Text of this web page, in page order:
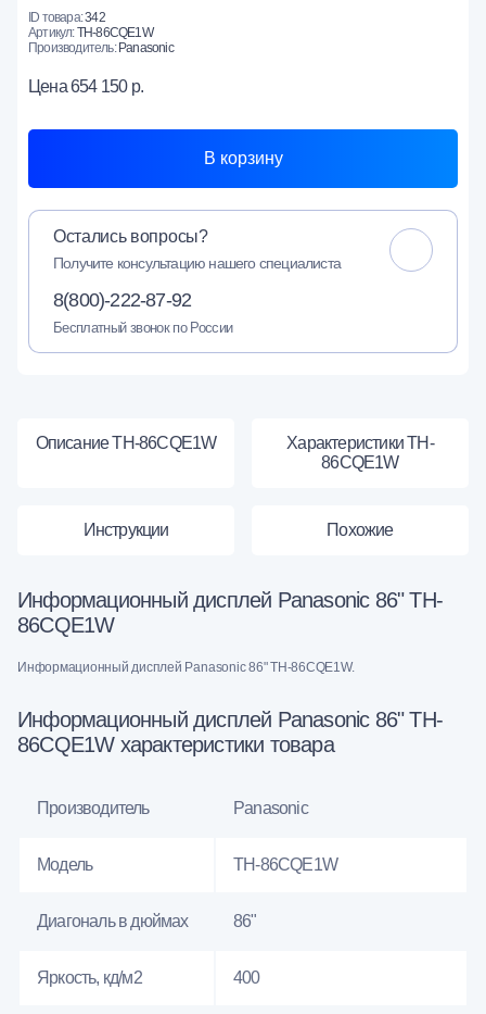
ID товара:342
Артикул:TH-86CQE1W
Производитель: Panasonic
Цена654 150 р.
В корзину
Остались вопросы?
Получите консультацию нашего специалиста
8(800)-222-87-92
Бесплатный звонок по России
Описание TH-86CQE1W
Характеристики TH-
86CQE1W
Инструкции Похожие
Информационный дисплей Panasonic 86" TH-
86CQE1W
Информационный дисплей Panasonic 86" TH-86CQE1W.
Информационный дисплей Panasonic 86" TH-
86CQE1W характеристики товара
Производитель Panasonic
Модель TH-86CQE1W
Диагональ в дюймах 86"
Яркость, кд/м2 400